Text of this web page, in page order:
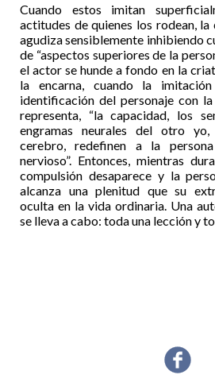
Cuando estos imitan
actitudes de quienes los rodean,
agudiza sensiblemente inhibiendo
de “aspectos superiores de la
el actor se hunde a fondo en la
la encarna, cuando la
identificación del personaje con
representa, “la capacidad, los
engramas neurales del otro
cerebro, redefinen a la
nervioso”. Entonces, mientras
compulsión desaparece y la
alcanza una plenitud que su
oculta en la vida ordinaria. Una
se lleva a cabo: toda una lección y